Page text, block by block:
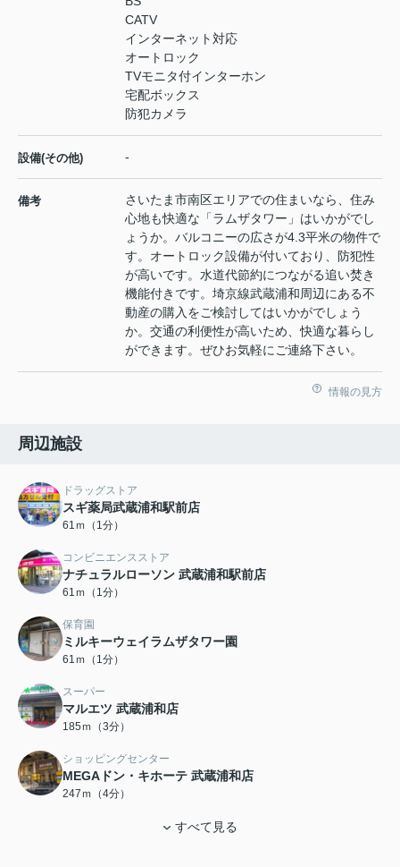
CATV
インターネット対応
オートロック
TVモニタ付インターホン
宅配ボックス
防犯カメラ
設備(その他) -
備考
さいたま市南区エリアでの住まいなら、住み
心地も快適な「ラムザタワー」はいかがでし
ょうか。バルコニーの広さが4.3平米の物件で
す。オートロック設備が付いており、防犯性
が高いです。水道代節約につながる追い焚き
機能付きです。埼京線武蔵浦和周辺にある不
動産の購入をご検討してはいかがでしょう
か。交通の利便性が高いため、快適な暮らし
ができます。ぜひお気軽にご連絡下さい。
情報の見方
周辺施設
ドラッグストア
スギ薬局武蔵浦和駅前店
61ｍ（1分）
コンビニエンスストア
ナチュラルローソン 武蔵浦和駅前店
61ｍ（1分）
保育園
ミルキーウェイラムザタワー園
61ｍ（1分）
スーパー
マルエツ 武蔵浦和店
185ｍ（3分）
ショッピングセンター
MEGAドン・キホーテ 武蔵浦和店
247ｍ（4分）
すべて見る